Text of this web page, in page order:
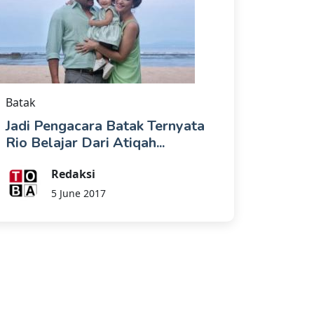
Batak
Jadi Pengacara Batak Ternyata
Rio Belajar Dari Atiqah...
Redaksi
5 June 2017